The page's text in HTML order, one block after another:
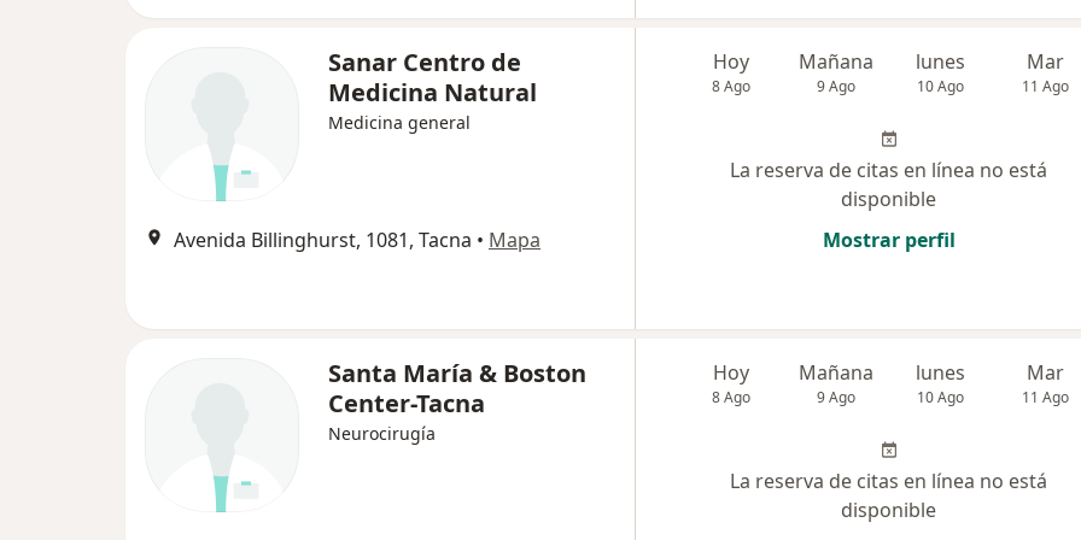
Sanar Centro de
Medicina Natural
Medicina general
Avenida Billinghurst, 1081, Tacna • Mapa
Hoy
8 Ago
Mañana
9 Ago
lunes
10 Ago
Mar
11 Ago
La reserva de citas en línea no está
disponible
Mostrar perfil
Santa María & Boston
Center-Tacna
Neurocirugía
Hoy
8 Ago
Mañana
9 Ago
lunes
10 Ago
Mar
11 Ago
La reserva de citas en línea no está
disponible